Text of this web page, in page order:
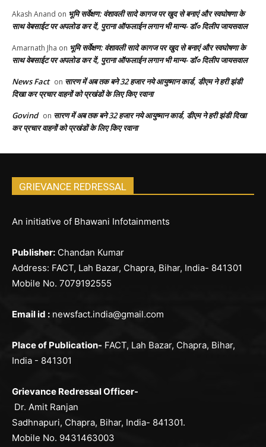
Akash Anand on भूमि सर्वेक्षण: वंशावली सादे कागज पर खुद से बनाएं और स्वघोषणा के
साथ वेबसाईट पर अपलोड कर दें, पुराना ऑफलाईन लगान भी मान्य- डॉ० दिलीप जायसवाल
Amarnath Jha on भूमि सर्वेक्षण: वंशावली सादे कागज पर खुद से बनाएं और स्वघोषणा के
साथ वेबसाईट पर अपलोड कर दें, पुराना ऑफलाईन लगान भी मान्य- डॉ० दिलीप जायसवाल
News Fact on सारण में अब तक बने 32 हजार नये आयुष्मान कार्ड, डीएम ने हरी झंडी
दिखा कर प्रचार वाहनों को प्रखंडों के लिए किए रवाना
Govind on सारण में अब तक बने 32 हजार नये आयुष्मान कार्ड, डीएम ने हरी झंडी दिखा
कर प्रचार वाहनों को प्रखंडों के लिए किए रवाना
GRIEVANCE REDRESSAL
An initiative of Bhawani Infotainments
Publisher: Chandan Kumar
Address: FACT, Lah Bazar, Chapra, Bihar, India- 841301
Mobile No. 7079192555
Email id : newsfact.india@gmail.com
Place of Publication- FACT, Lah Bazar, Chapra, Bihar,
India - 841301
Grievance Redressal Officer-
Dr. Amit Ranjan
Sadhnapuri, Chapra, Bihar, India- 841301.
Mobile No. 9431463003